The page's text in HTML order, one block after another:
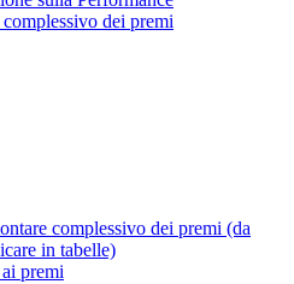
dei premi
complessivo dei premi (da
in tabelle)
premi